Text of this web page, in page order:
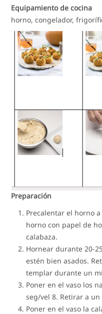
Equipamiento de cocina
horno, congelador,
Preparación
Precalentar el horno
horno con papel de
calabaza.
Hornear durante 20-
estén bien asados.
templar durante un
Poner en el vaso los
seg/vel 8. Retirar a un
Poner en el vaso la